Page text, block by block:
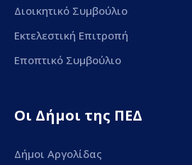
Διοικητικό Συμβούλιο
Εκτελεστική Επιτροπή
Εποπτικό Συμβούλιο
Οι Δήμοι της ΠΕΔ
Δήμοι Αργολίδας